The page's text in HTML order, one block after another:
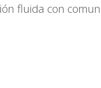
fluida con